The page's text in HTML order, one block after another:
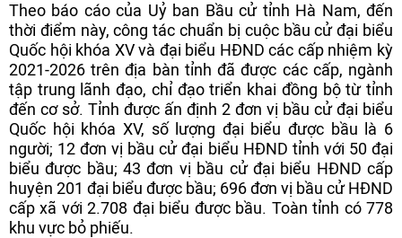
Theo báo cáo của Uỷ ban Bầu cử tỉnh Hà Nam, đến
thời điểm này, công tác chuẩn bị cuộc bầu cử đại biểu
Quốc hội khóa XV và đại biểu HĐND các cấp nhiệm kỳ
2021-2026 trên địa bàn tỉnh đã được các cấp, ngành
tập trung lãnh đạo, chỉ đạo triển khai đồng bộ từ tỉnh
đến cơ sở. Tỉnh được ấn định 2 đơn vị bầu cử đại biểu
Quốc hội khóa XV, số lượng đại biểu được bầu là 6
người; 12 đơn vị bầu cử đại biểu HĐND tỉnh với 50 đại
biểu được bầu; 43 đơn vị bầu cử đại biểu HĐND cấp
huyện 201 đại biểu được bầu; 696 đơn vị bầu cử HĐND
cấp xã với 2.708 đại biểu được bầu. Toàn tỉnh có 778
khu vực bỏ phiếu.